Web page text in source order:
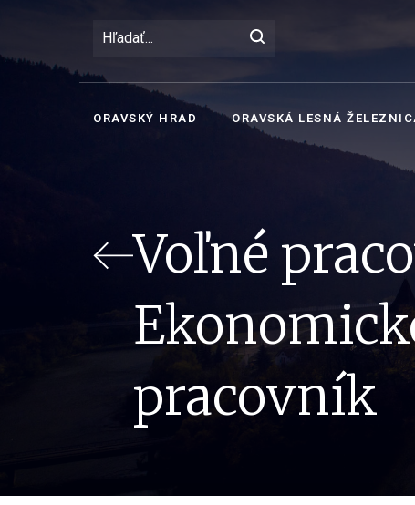
ORAVSKÝ HRAD ORAVSKÁ LESNÁ
Voľné
pracovník